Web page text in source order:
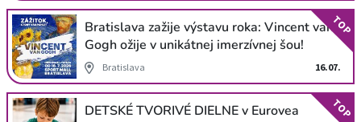
Bratislava zažije výstavu roka: Vincent van
Gogh ožije v unikátnej imerzívnej šou!
Bratislava 16.07.
TOP
DETSKÉ TVORIVÉ DIELNE v Eurovea TOP